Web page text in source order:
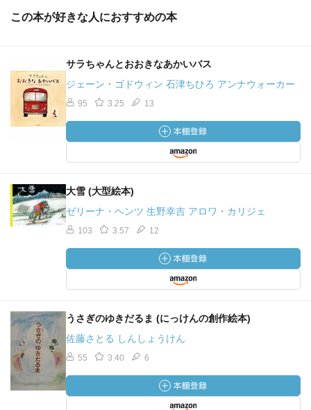
この本が好きな人におすすめの本
サラちゃんとおおきなあかいバス
ジェーン・ゴドウィン 石津ちひろ アンナウォーカー
95 3.25 13
大雪 (大型絵本)
ゼリーナ・ヘンツ 生野幸吉 アロワ・カリジェ
103 3.57 12
うさぎのゆきだるま (にっけんの創作絵本)
佐藤さとる しんしょうけん
55 3.40 6